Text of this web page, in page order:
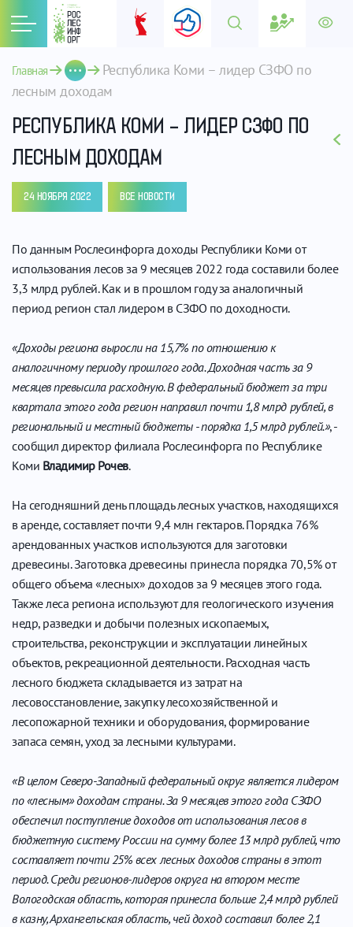
Главная
Республика Коми – лидер СЗФО по
лесным доходам
РЕСПУБЛИКА КОМИ – ЛИДЕР СЗФО ПО
ЛЕСНЫМ ДОХОДАМ
24 НОЯБРЯ 2022 ВСЕ НОВОСТИ
По данным Рослесинфорга доходы Республики Коми от
использования лесов за 9 месяцев 2022 года составили более
3,3 млрд рублей. Как и в прошлом году за аналогичный
период регион стал лидером в СЗФО по доходности.
«Доходы региона выросли на 15,7% по отношению к
аналогичному периоду прошлого года. Доходная часть за 9
месяцев превысила расходную. В федеральный бюджет за три
квартала этого года регион направил почти 1,8 млрд рублей, в
региональный и местный бюджеты - порядка 1,5 млрд рублей.», -
сообщил директор филиала Рослесинфорга по Республике
Коми Владимир Рочев.
На сегодняшний день площадь лесных участков, находящихся
в аренде, составляет почти 9,4 млн гектаров. Порядка 76%
арендованных участков используются для заготовки
древесины. Заготовка древесины принесла порядка 70,5% от
общего объема «лесных» доходов за 9 месяцев этого года.
Также леса региона используют для геологического изучения
недр, разведки и добычи полезных ископаемых,
строительства, реконструкции и эксплуатации линейных
объектов, рекреационной деятельности. Расходная часть
лесного бюджета складывается из затрат на
лесовосстановление, закупку лесохозяйственной и
лесопожарной техники и оборудования, формирование
запаса семян, уход за лесными культурами.
«В целом Северо-Западный федеральный округ является лидером
по «лесным» доходам страны. За 9 месяцев этого года СЗФО
обеспечил поступление доходов от использования лесов в
бюджетную систему России на сумму более 13 млрд рублей, что
составляет почти 25% всех лесных доходов страны в этот
период. Среди регионов-лидеров округа на втором месте
Вологодская область, которая принесла больше 2,4 млрд рублей
в казну, Архангельская область, чей доход составил более 2,1